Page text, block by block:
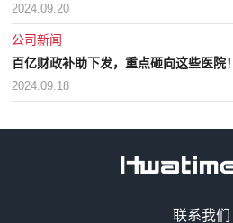
2024.09.20
公司新闻
百亿财政补助下发，重点砸向这些医院！
2024.09.18
联系我们